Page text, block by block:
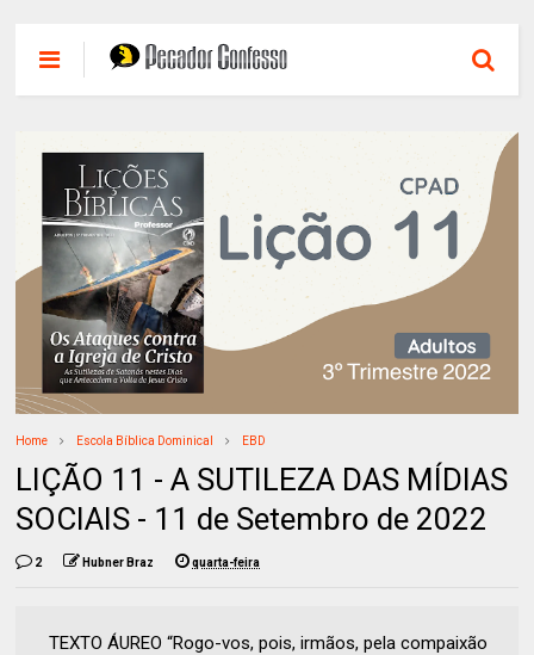
Home Escola Bíblica Dominical EBD
LIÇÃO 11 - A SUTILEZA DAS MÍDIAS
SOCIAIS - 11 de Setembro de 2022
2 Hubner Braz quarta-feira
TEXTO ÁUREO “Rogo-vos, pois, irmãos, pela compaixão